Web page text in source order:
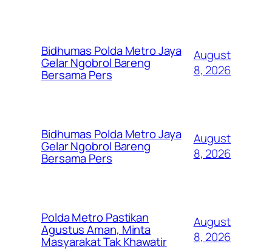
Bidhumas Polda Metro Jaya
Gelar Ngobrol Bareng
Bersama Pers
August
8, 2026
Bidhumas Polda Metro Jaya
Gelar Ngobrol Bareng
Bersama Pers
August
8, 2026
Polda Metro Pastikan
Agustus Aman, Minta
Masyarakat Tak Khawatir
August
8, 2026